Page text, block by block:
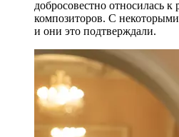
добросовестно относилась к
композиторов. С
и они это подтверждали.